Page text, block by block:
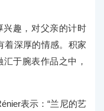
兴趣，对父亲的计时
着深厚的情感。积家
于腕表作品之中，
表示：“兰尼的艺